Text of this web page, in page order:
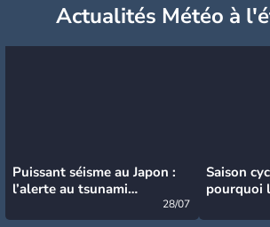
Actualités Météo à
Puissant séisme au Japon :
l’alerte au tsunami
28/07
Saison
pourquoi